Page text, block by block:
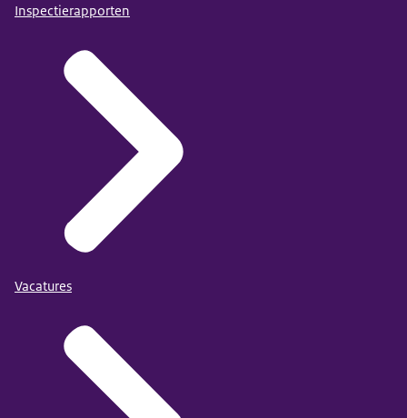
Inspectierapporten
Vacatures